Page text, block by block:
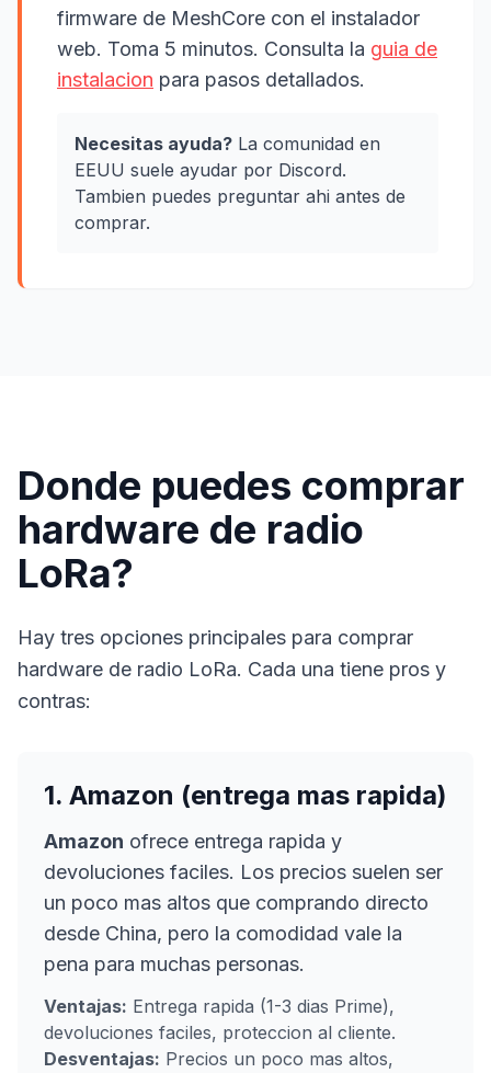
firmware de MeshCore con el instalador
web. Toma 5 minutos. Consulta la guia de
instalacion para pasos detallados.
Necesitas ayuda? La comunidad en
EEUU suele ayudar por Discord.
Tambien puedes preguntar ahi antes de
comprar.
Donde puedes comprar
hardware de radio
LoRa?
Hay tres opciones principales para comprar
hardware de radio LoRa. Cada una tiene pros y
contras:
1. Amazon (entrega mas rapida)
Amazon ofrece entrega rapida y
devoluciones faciles. Los precios suelen ser
un poco mas altos que comprando directo
desde China, pero la comodidad vale la
pena para muchas personas.
Ventajas: Entrega rapida (1-3 dias Prime),
devoluciones faciles, proteccion al cliente.
Desventajas: Precios un poco mas altos,